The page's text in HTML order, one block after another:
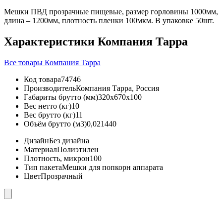
Мешки ПВД прозрачные пищевые, размер горловины 1000мм,
длина – 1200мм, плотность пленки 100мкм. В упаковке 50шт.
Характеристики Компания Тарра
Все товары Компания Тарра
Код товара74746
ПроизводительКомпания Тарра, Россия
Габариты брутто (мм)320x670x100
Вес нетто (кг)10
Вес брутто (кг)11
Объём брутто (м3)0,021440
ДизайнБез дизайна
МатериалПолиэтилен
Плотность, микрон100
Тип пакетаМешки для попкорн аппарата
ЦветПрозрачный